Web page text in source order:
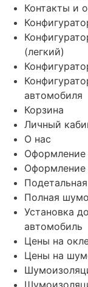
Контакты и
(легкий)
автомобиля
Корзина
Личный
О нас
Оформление
Оформление
Полная
Установка
автомобиль
Цены на
Цены на